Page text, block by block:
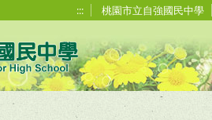
::: 桃園市立自強國民中學